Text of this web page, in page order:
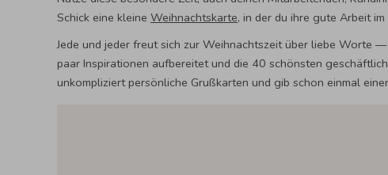
Schick eine kleine Weihnachtskarte, in der du ihre gute Arbeit
Jede und jeder freut sich zur Weihnachtszeit über liebe Worte
paar Inspirationen aufbereitet und die 40 schönsten
unkompliziert persönliche Grußkarten und gib schon einmal